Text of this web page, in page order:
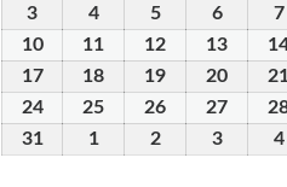
Luglio
2026
Luglio
2026
Luglio
2026
Luglio
2026
3
Agosto
2026
44
Agosto
2026
55
Agosto
2026
66
Agosto
2026
77
1010
Agosto
2026
11
Agosto
2026
12
Agosto
2026
13
Agosto
2026
1717
Agosto
18
Agosto
19
Agosto
20
2424
Agosto
25
Agosto
26
Agosto
27
Agosto
3131
11
22
33
44